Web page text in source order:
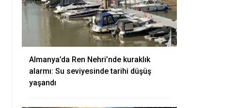
Almanya’da Ren Nehri’nde kuraklık
alarmı: Su seviyesinde tarihi düşüş
yaşandı